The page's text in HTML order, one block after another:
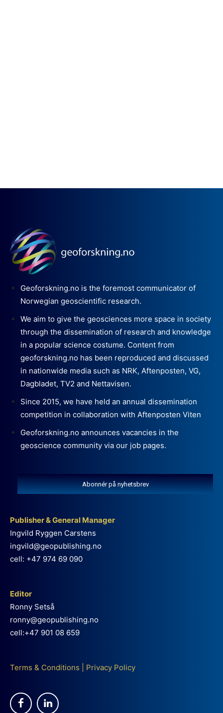
Geoforskning.no is the foremost communicator of
Norwegian geoscientific research.
We aim to give the geosciences more space in society
through the dissemination of research and knowledge
in a popular science costume. Content from
geoforskning.no has been reproduced and discussed
in nationwide media such as NRK, Aftenposten, VG,
Dagbladet, TV2 and Nettavisen.
Since 2015, we have held an annual dissemination
competition in collaboration with Aftenposten Viten
Geoforskning.no announces vacancies in the
geoscience community via our job pages.
Abonnér på nyhetsbrev
Publisher & General Manager
Ingvild Ryggen Carstens
ingvild@geopublishing.no
cell: +47 974 69 090
Editor
Ronny Setså
ronny@geopublishing.no
cell:+47 901 08 659
Terms & Conditions Privacy Policy